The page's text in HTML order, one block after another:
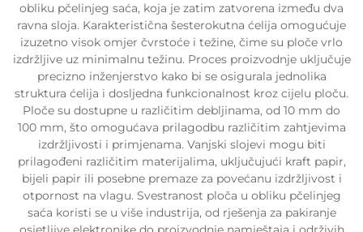
obliku pčelinjeg saća, koja je zatim zatvorena između dva
ravna sloja. Karakteristična šesterokutna ćelija omogućuje
izuzetno visok omjer čvrstoće i težine, čime su ploče vrlo
izdržljive uz minimalnu težinu. Proces proizvodnje uključuje
precizno inženjerstvo kako bi se osigurala jednolika
struktura ćelija i dosljedna funkcionalnost kroz cijelu ploču.
Ploče su dostupne u različitim debljinama, od 10 mm do
100 mm, što omogućava prilagodbu različitim zahtjevima
izdržljivosti i primjenama. Vanjski slojevi mogu biti
prilagođeni različitim materijalima, uključujući kraft papir,
bijeli papir ili posebne premaze za povećanu izdržljivost i
otpornost na vlagu. Svestranost ploča u obliku pčelinjeg
saća koristi se u više industrija, od rješenja za pakiranje